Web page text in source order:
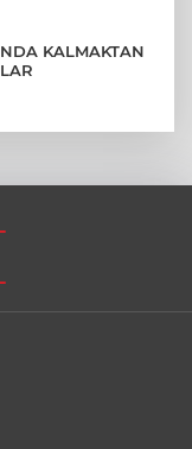
KALMAKTAN
BİNAYA
KALANLAR